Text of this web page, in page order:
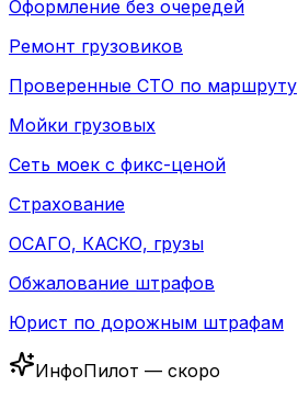
Оформление без очередей
Ремонт грузовиков
Проверенные СТО по маршруту
Мойки грузовых
Сеть моек с фикс-ценой
Страхование
ОСАГО, КАСКО, грузы
Обжалование штрафов
Юрист по дорожным штрафам
ИнфоПилот — скоро